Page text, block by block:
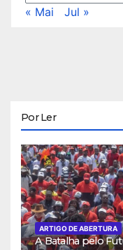
« Mai Jul »
Por Ler
ARTIGO DE ABERTURA
A Batalha pelo